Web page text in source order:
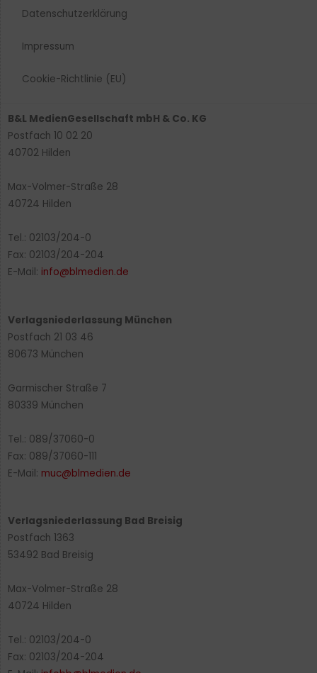
Datenschutzerklärung
Impressum
Cookie-Richtlinie (EU)
B&L MedienGesellschaft mbH & Co. KG
Postfach 10 02 20
40702 Hilden
Max-Volmer-Straße 28
40724 Hilden
Tel.: 02103/204-0
Fax: 02103/204-204
E-Mail: info@blmedien.de
Verlagsniederlassung München
Postfach 21 03 46
80673 München
Garmischer Straße 7
80339 München
Tel.: 089/37060-0
Fax: 089/37060-111
E-Mail: muc@blmedien.de
Verlagsniederlassung Bad Breisig
Postfach 1363
53492 Bad Breisig
Max-Volmer-Straße 28
40724 Hilden
Tel.: 02103/204-0
Fax: 02103/204-204